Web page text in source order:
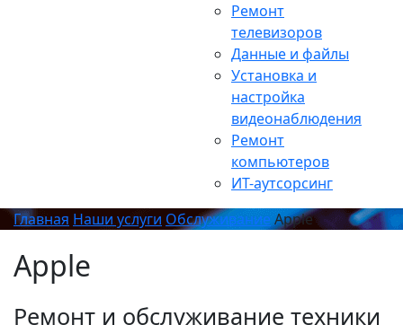
Ремонт
телевизоров
Данные и файлы
Установка и
настройка
видеонаблюдения
Ремонт
компьютеров
ИТ-аутсорсинг
Главная Наши услуги ОбслуживаниеApple
Apple
Ремонт и обслуживание техники